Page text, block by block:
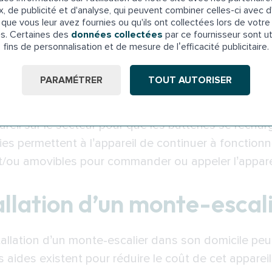
de publicité et d'analyse, qui peuvent combiner celles-ci avec
vous leur avez fournies ou qu'ils ont collectées lors de
Certaines des données collectées par ce fournisseur sont
fins de personnalisation et de mesure de l’efficacité publicitaire.
PARAMÉTRER TOUT AUTORISER
monte-escalier doit aussi être suffisamment
d’un monte-escalier
à des rails fixés sur les marches de
sur le secteur pour que les batteries se
permettent à l’appareil de continuer à
amovibles pour commander ou appeler
d’un monte-
d’un monte-escalier dans son domicile
aides existent pour réduire le coût de cet